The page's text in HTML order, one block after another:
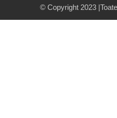
© Copyright 2023